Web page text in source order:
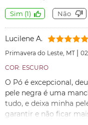
Sim (1) Não
Lucilene A.
Primavera do Leste, MT |
COR: ESCURO
O Pó é excepcional,
pele negra é uma
tudo, e deixa minha
garantir e não ficar